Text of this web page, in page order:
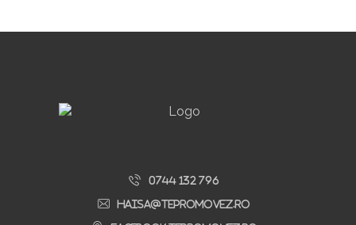
0744 132 796
haisa@tepromovez.ro